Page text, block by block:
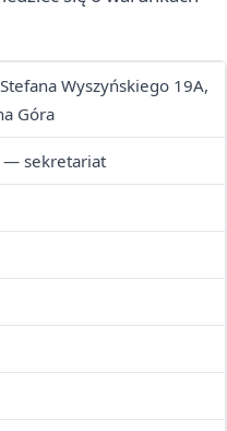
Wyszyńskiego 19A,
Góra
— sekretariat